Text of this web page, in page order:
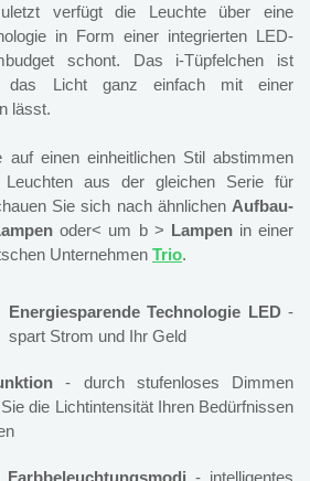
verfügt die Leuchte über eine
in Form einer integrierten LED-
schont. Das i-Tüpfelchen ist
das Licht ganz einfach mit einer
lässt.
einen einheitlichen Stil abstimmen
aus der gleichen Serie für
Sie sich nach ähnlichen Aufbau-
oder< um b > Lampenin einer
Unternehmen Trio.
Energiesparende Technologie LED-
spart Strom und Ihr Geld
- durch stufenloses Dimmen
die Lichtintensität Ihren Bedürfnissen
Farbbeleuchtungsmodi - intelligentes